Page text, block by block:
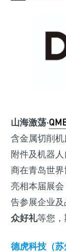
山海激荡·
含金属切削
附件及机器
商在青岛世
亮相本届展
告参展企业
众好礼等您，
德虎科技（